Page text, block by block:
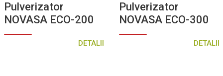
Pulverizator
NOVASA ECO-200
DETALII
Pulverizator
NOVASA ECO-300
DETALII